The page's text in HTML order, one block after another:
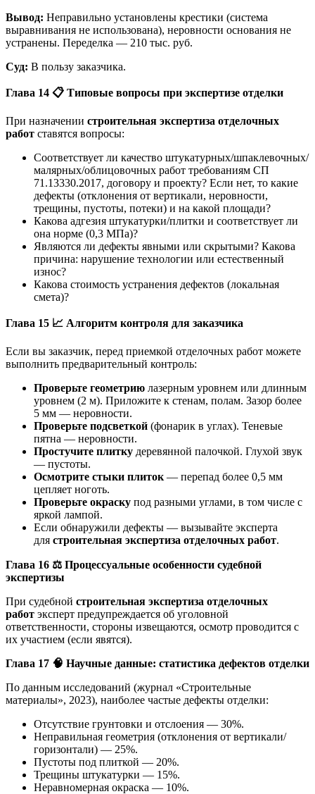
Вывод: Неправильно установлены крестики (система
выравнивания не использована), неровности основания не
устранены. Переделка — 210 тыс. руб.
Суд: В пользу заказчика.
Глава 14 📋 Типовые вопросы при экспертизе отделки
При назначении строительная экспертиза отделочных
работ ставятся вопросы:
Соответствует ли качество штукатурных/шпаклевочных/
малярных/облицовочных работ требованиям СП
71.13330.2017, договору и проекту? Если нет, то какие
дефекты (отклонения от вертикали, неровности,
трещины, пустоты, потеки) и на какой площади?
Какова адгезия штукатурки/плитки и соответствует ли
она норме (0,3 МПа)?
Являются ли дефекты явными или скрытыми? Какова
причина: нарушение технологии или естественный
износ?
Какова стоимость устранения дефектов (локальная
смета)?
Глава 15 📈 Алгоритм контроля для заказчика
Если вы заказчик, перед приемкой отделочных работ можете
выполнить предварительный контроль:
Проверьте геометрию лазерным уровнем или длинным
уровнем (2 м). Приложите к стенам, полам. Зазор более
5 мм — неровности.
Проверьте подсветкой (фонарик в углах). Теневые
пятна — неровности.
Простучите плитку деревянной палочкой. Глухой звук
— пустоты.
Осмотрите стыки плиток — перепад более 0,5 мм
цепляет ноготь.
Проверьте окраску под разными углами, в том числе с
яркой лампой.
Если обнаружили дефекты — вызывайте эксперта
для строительная экспертиза отделочных работ.
Глава 16 ⚖️ Процессуальные особенности судебной
экспертизы
При судебной строительная экспертиза отделочных
работ эксперт предупреждается об уголовной
ответственности, стороны извещаются, осмотр проводится с
их участием (если явятся).
Глава 17 🧠 Научные данные: статистика дефектов отделки
По данным исследований (журнал «Строительные
материалы», 2023), наиболее частые дефекты отделки:
Отсутствие грунтовки и отслоения — 30%.
Неправильная геометрия (отклонения от вертикали/
горизонтали) — 25%.
Пустоты под плиткой — 20%.
Трещины штукатурки — 15%.
Неравномерная окраска — 10%.